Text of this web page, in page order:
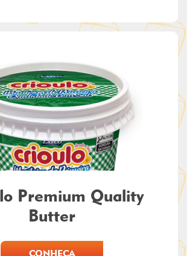
Premium Quality
Butter
CONHEÇA